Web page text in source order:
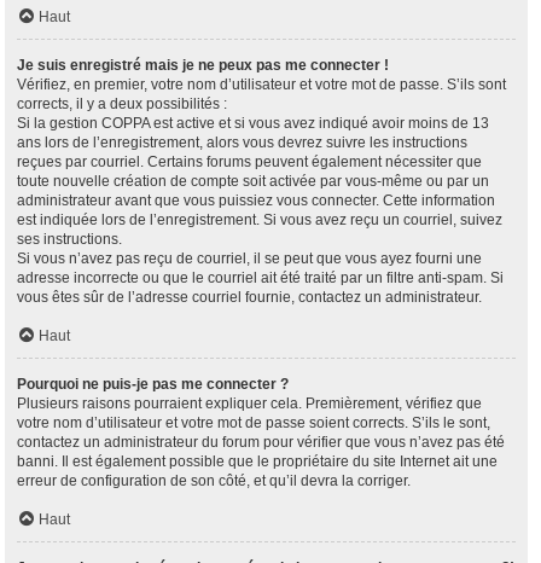
Haut
Je suis enregistré mais je ne peux pas me connecter !
Vérifiez, en premier, votre nom d’utilisateur et votre mot de passe. S’ils sont
corrects, il y a deux possibilités :
Si la gestion COPPA est active et si vous avez indiqué avoir moins de 13
ans lors de l’enregistrement, alors vous devrez suivre les instructions
reçues par courriel. Certains forums peuvent également nécessiter que
toute nouvelle création de compte soit activée par vous-même ou par un
administrateur avant que vous puissiez vous connecter. Cette information
est indiquée lors de l’enregistrement. Si vous avez reçu un courriel, suivez
ses instructions.
Si vous n’avez pas reçu de courriel, il se peut que vous ayez fourni une
adresse incorrecte ou que le courriel ait été traité par un filtre anti-spam. Si
vous êtes sûr de l’adresse courriel fournie, contactez un administrateur.
Haut
Pourquoi ne puis-je pas me connecter ?
Plusieurs raisons pourraient expliquer cela. Premièrement, vérifiez que
votre nom d’utilisateur et votre mot de passe soient corrects. S’ils le sont,
contactez un administrateur du forum pour vérifier que vous n’avez pas été
banni. Il est également possible que le propriétaire du site Internet ait une
erreur de configuration de son côté, et qu’il devra la corriger.
Haut